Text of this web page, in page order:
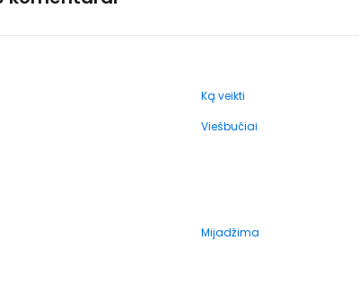
Ką veikti
Viešbučiai
Mijadžima